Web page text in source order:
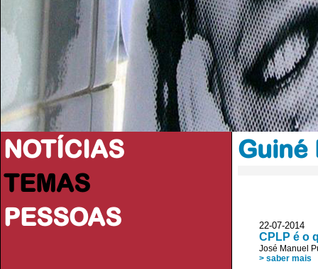
NOTÍCIAS
TEMAS
PESSOAS
Guiné
22-07-2014
CPLP é o
José Manuel
> saber mais